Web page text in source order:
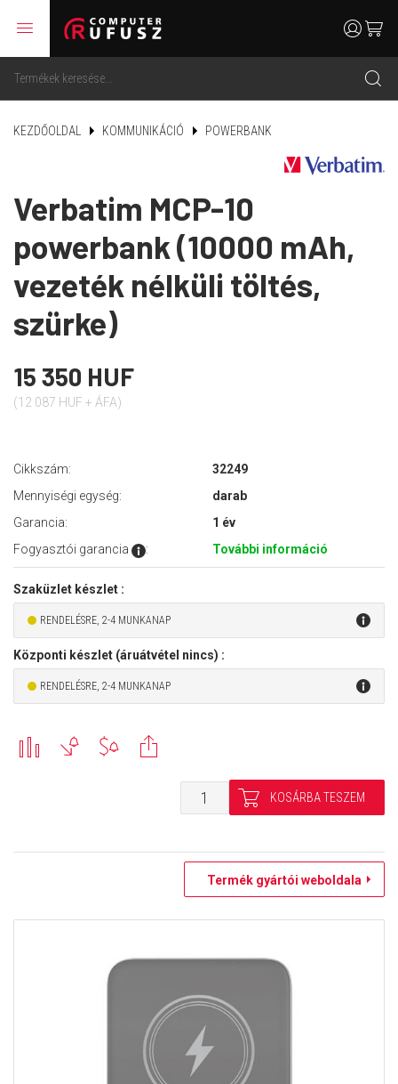
menu
search
usercart
KEZDŐOLDAL KOMMUNIKÁCIÓ POWERBANK
Verbatim MCP-10
powerbank (10000 mAh,
vezeték nélküli töltés,
szürke)
15 350 HUF
(12 087 HUF + ÁFA)
Cikkszám:
32249
Mennyiségi egység:
darab
Garancia:
1 év
Fogyasztói garancia
: További információ
Szaküzlet készlet :
RENDELÉSRE, 2-4 MUNKANAP
Központi készlet (áruátvétel nincs) :
RENDELÉSRE, 2-4 MUNKANAP
Termék gyártói weboldala